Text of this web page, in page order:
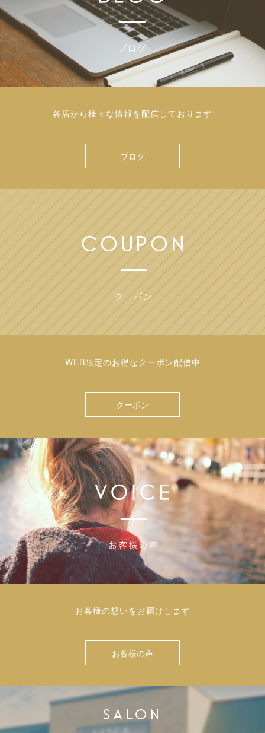
各店から様々な情報を配信しております
ブログ
WEB限定のお得なクーポン配信中
クーポン
お客様の想いをお届けします
お客様の声
SALON